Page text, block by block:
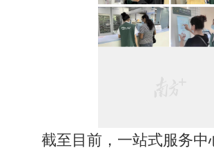
截至目前，一站式服务中